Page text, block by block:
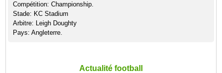
Compétition: Championship.
Stade: KC Stadium
Arbitre: Leigh Doughty
Pays: Angleterre.
Actualité football